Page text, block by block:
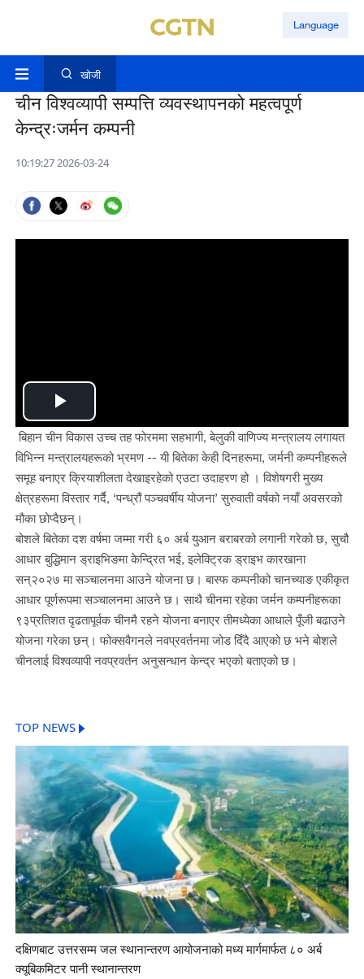
Language
खोजी
चीन विश्वव्यापी सम्पत्ति व्यवस्थापनको महत्वपूर्ण
केन्द्रःजर्मन कम्पनी
10:19:27 2026-03-24
Play
Video
बिहान चीन विकास उच्च तह फोरममा सहभागी, बेलुकी वाणिज्य मन्त्रालय लगायत
विभिन्न मन्त्रालयहरूको भ्रमण -- यी बितेका केही दिनहरूमा, जर्मनी कम्पनीहरूले
समूह बनाएर क्रियाशीलता देखाइरहेको एउटा उदाहरण हो । विशेषगरी मुख्य
क्षेत्रहरूमा विस्तार गर्दै, ‘पन्ध्रौं पञ्चवर्षीय योजना’ सुरुवाती वर्षको नयाँ अवसरको
मौका छोप्दैछन्।
बोशले बितेका दश वर्षमा जम्मा गरी ६० अर्ब युआन बराबरको लगानी गरेको छ, सुचौ
आधार बुद्धिमान ड्राइभिङमा केन्द्रित भई, इलेक्ट्रिक ड्राइभ कारखाना
सन्२०२७ मा सञ्चालनमा आउने योजना छ। बास्फ कम्पनीको चानच्याङ एकीकृत
आधार पूर्णरूपमा सञ्चालनमा आउने छ। साथै चीनमा रहेका जर्मन कम्पनीहरूका
९३प्रतिशत दृढतापूर्वक चीनमै रहने योजना बनाएर तीमध्येका आधाले पूँजी बढाउने
योजना गरेका छन्। फोक्सवैगनले नवप्रवर्तनमा जोड दिँदै आएको छ भने बोशले
चीनलाई विश्वव्यापी नवप्रवर्तन अनुसन्धान केन्द्र भएको बताएको छ।
TOP NEWS
दक्षिणबाट उत्तरसम्म जल स्थानान्तरण आयोजनाको मध्य मार्गमार्फत ८० अर्ब
क्यूबिकमिटर पानी स्थानान्तरण